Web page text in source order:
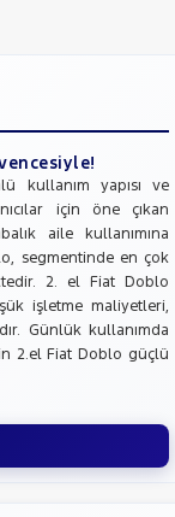
kullanım yapısı ve
için öne çıkan
aile kullanımına
segmentinde en çok
2. el Fiat Doblo
işletme maliyetleri,
Günlük kullanımda
2.el Fiat Doblo güçlü